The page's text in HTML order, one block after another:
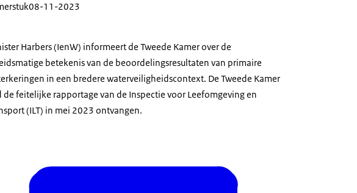
08-11-2023
Harbers (IenW) informeert de Tweede Kamer over de
betekenis van de beoordelingsresultaten van primaire
in een bredere waterveiligheidscontext. De Tweede Kamer
de feitelijke rapportage van de Inspectie voor Leefomgeving en
(ILT) in mei 2023 ontvangen.